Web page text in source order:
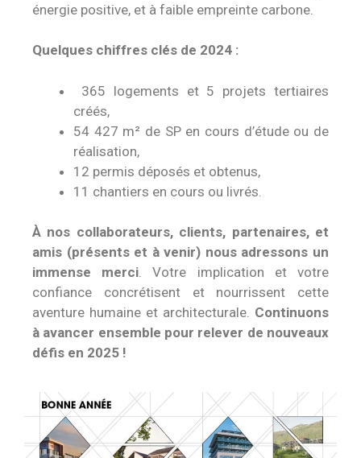
énergie positive, et à faible empreinte carbone.
Quelques chiffres clés de 2024 :
365 logements et 5 projets tertiaires
créés,
54 427 m² de SP en cours d’étude ou de
réalisation,
12 permis déposés et obtenus,
11 chantiers en cours ou livrés.
À nos collaborateurs, clients, partenaires, et
amis (présents et à venir) nous adressons un
immense merci. Votre implication et votre
confiance concrétisent et nourrissent cette
aventure humaine et architecturale. Continuons
à avancer ensemble pour relever de nouveaux
défis en 2025 !